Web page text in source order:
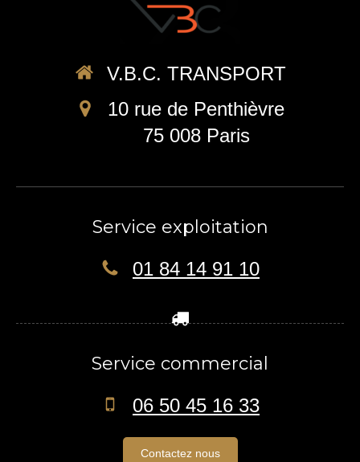
V.B.C. TRANSPORT
10 rue de Penthièvre
75 008 Paris
Service exploitation
01 84 14 91 10
Service commercial
06 50 45 16 33
Contactez nous